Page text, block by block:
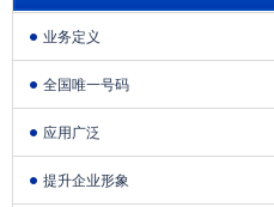
业务定义
全国唯一号码
应用广泛
提升企业形象